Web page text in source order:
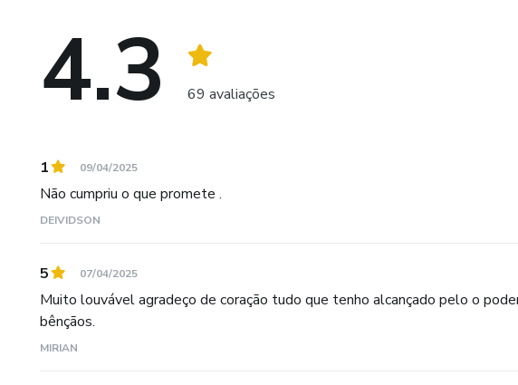
4.3 69 avaliações
1 09/04/2025
Não cumpriu o que promete .
DEIVIDSON
5 07/04/2025
Muito louvável agradeço de coração tudo que tenho alcançado pelo o
bênçãos.
MIRIAN